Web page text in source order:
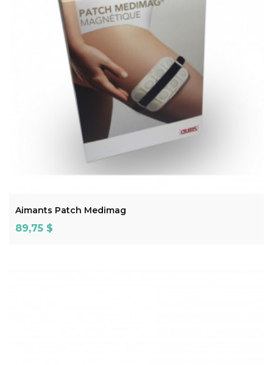
Aimants Patch Medimag
Prix
89,75 $